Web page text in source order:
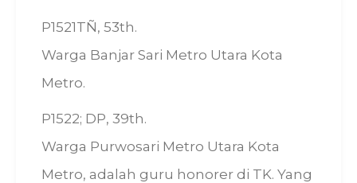
P1521TÑ, 53th.
Warga Banjar Sari Metro Utara Kota
Metro.
P1522; DP, 39th.
Warga Purwosari Metro Utara Kota
Metro, adalah guru honorer di TK. Yang